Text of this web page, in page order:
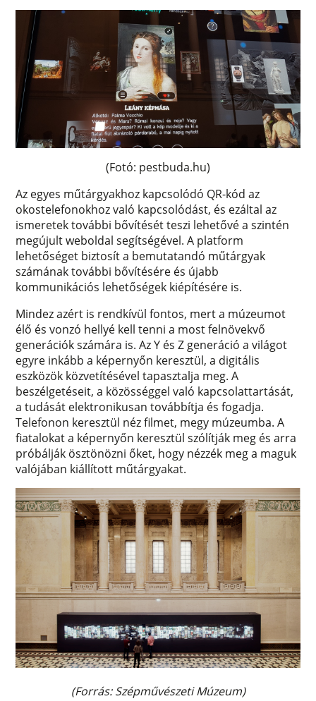
(Fotó: pestbuda.hu)
Az egyes műtárgyakhoz kapcsolódó QR-kód az
okostelefonokhoz való kapcsolódást, és ezáltal az
ismeretek további bővítését teszi lehetővé a szintén
megújult weboldal segítségével. A platform
lehetőséget biztosít a bemutatandó műtárgyak
számának további bővítésére és újabb
kommunikációs lehetőségek kiépítésére is.
Mindez azért is rendkívül fontos, mert a múzeumot
élő és vonzó hellyé kell tenni a most felnövekvő
generációk számára is. Az Y és Z generáció a világot
egyre inkább a képernyőn keresztül, a digitális
eszközök közvetítésével tapasztalja meg. A
beszélgetéseit, a közösséggel való kapcsolattartását,
a tudását elektronikusan továbbítja és fogadja.
Telefonon keresztül néz filmet, megy múzeumba. A
fiatalokat a képernyőn keresztül szólítják meg és arra
próbálják ösztönözni őket, hogy nézzék meg a maguk
valójában kiállított műtárgyakat.
(Forrás: Szépművészeti Múzeum)